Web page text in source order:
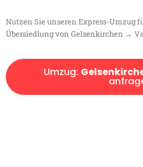
Nutzen Sie unseren Express-Umzug
Übersiedlung von Gelsenkirchen →
Umzug: